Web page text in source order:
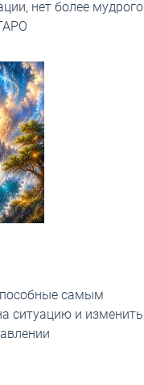
нет более мудрого
самым
ситуацию и изменить